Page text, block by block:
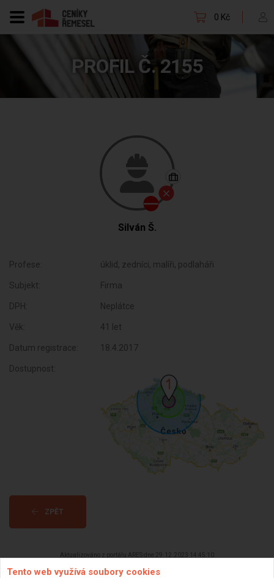
0 Kč
PROFIL Č. 2155
Silván Š.
Profese: úklid, zedníci, malíři, podlaháři
Subjekt: Firma
DPH: Neplátce
Věk: 41 let
Datum registrace: 18.4.2017
Dostupnost:
ZPĚT
Aktualizováno z portálu ARES dne 29.12.2023 14:45:10
Tento web využívá soubory cookies